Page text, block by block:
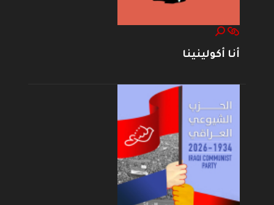
أنا أكولينينا